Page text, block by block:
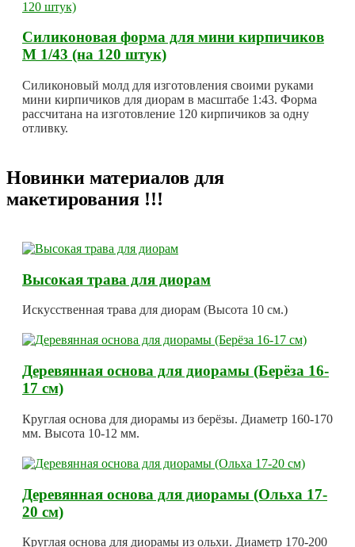
Силиконовая форма для мини кирпичиков
М 1/43 (на 120 штук)
Силиконовый молд для изготовления своими руками
мини кирпичиков для диорам в масштабе 1:43. Форма
рассчитана на изготовление 120 кирпичиков за одну
отливку.
Новинки материалов для
макетирования !!!
Высокая трава для диорам
Искусственная трава для диорам (Высота 10 см.)
Деревянная основа для диорамы (Берёза 16-
17 см)
Круглая основа для диорамы из берёзы. Диаметр 160-170
мм. Высота 10-12 мм.
Деревянная основа для диорамы (Ольха 17-
20 см)
Круглая основа для диорамы из ольхи. Диаметр 170-200